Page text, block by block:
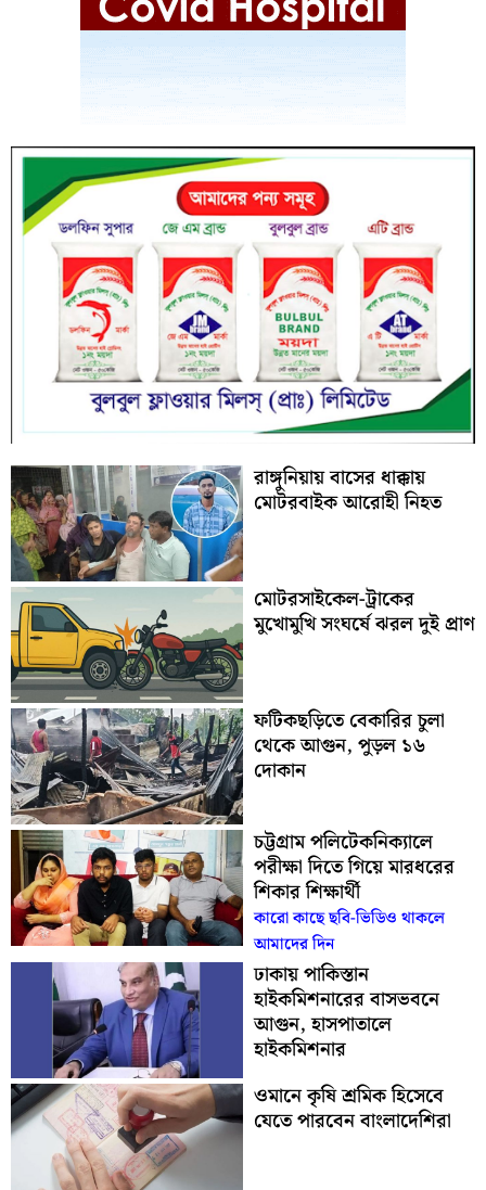
রাঙ্গুনিয়ায় বাসের ধাক্কায়
মোটরবাইক আরোহী নিহত
মোটরসাইকেল-ট্রাকের
মুখোমুখি সংঘর্ষে ঝরল দুই প্রাণ
ফটিকছড়িতে বেকারির চুলা
থেকে আগুন, পুড়ল ১৬
দোকান
চট্টগ্রাম পলিটেকনিক্যালে
পরীক্ষা দিতে গিয়ে মারধরের
শিকার শিক্ষার্থী
কারো কাছে ছবি-ভিডিও থাকলে
আমাদের দিন
ঢাকায় পাকিস্তান
হাইকমিশনারের বাসভবনে
আগুন, হাসপাতালে
হাইকমিশনার
ওমানে কৃষি শ্রমিক হিসেবে
যেতে পারবেন বাংলাদেশিরা